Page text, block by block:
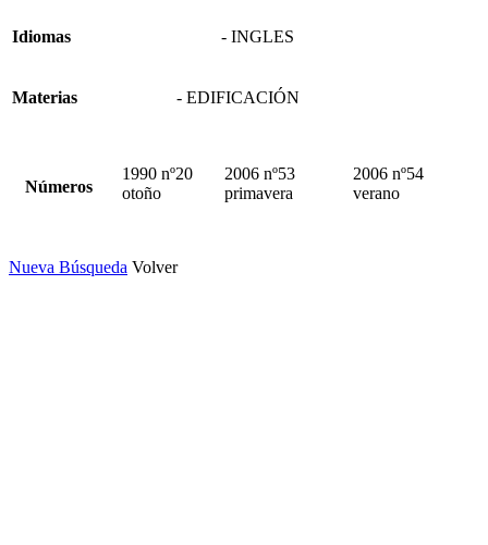
Idiomas - INGLES
Materias - EDIFICACIÓN
Números
1990 nº20
otoño
2006 nº53
primavera
2006 nº54
verano
Nueva Búsqueda Volver